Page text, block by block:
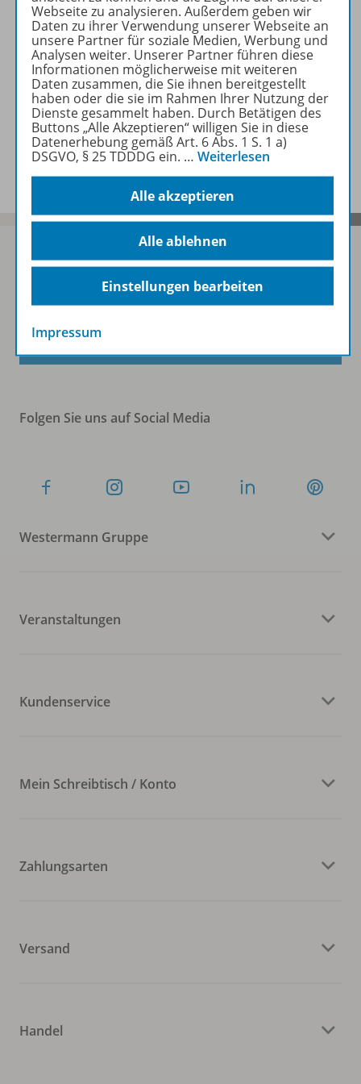
Kontaktformular
Senden Sie uns eine Anfrage auch außerhalb
unserer Geschäftszeiten.
Kontaktformular
Sofort profitieren
Folgen Sie uns auf Social Media
Westermann Gruppe
Veranstaltungen
Kundenservice
Mein Schreibtisch / Konto
Zahlungsarten
Versand
Handel
Webseite zu analysieren. Außerdem geben wir
Daten zu ihrer Verwendung unserer Webseite an
unsere Partner für soziale Medien, Werbung und
Analysen weiter. Unserer Partner führen diese
Informationen möglicherweise mit weiteren
Daten zusammen, die Sie ihnen bereitgestellt
haben oder die sie im Rahmen Ihrer Nutzung der
Dienste gesammelt haben. Durch Betätigen des
Buttons „Alle Akzeptieren“ willigen Sie in diese
Datenerhebung gemäß Art. 6 Abs. 1 S. 1 a)
DSGVO, § 25 TDDDG ein. … Weiterlesen
Alle akzeptieren
Alle ablehnen
Einstellungen bearbeiten
Impressum